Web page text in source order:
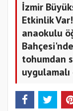
İzmir
Etkinlik
anaokulu
tohumdan